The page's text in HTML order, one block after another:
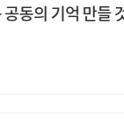
동의 기억 만들